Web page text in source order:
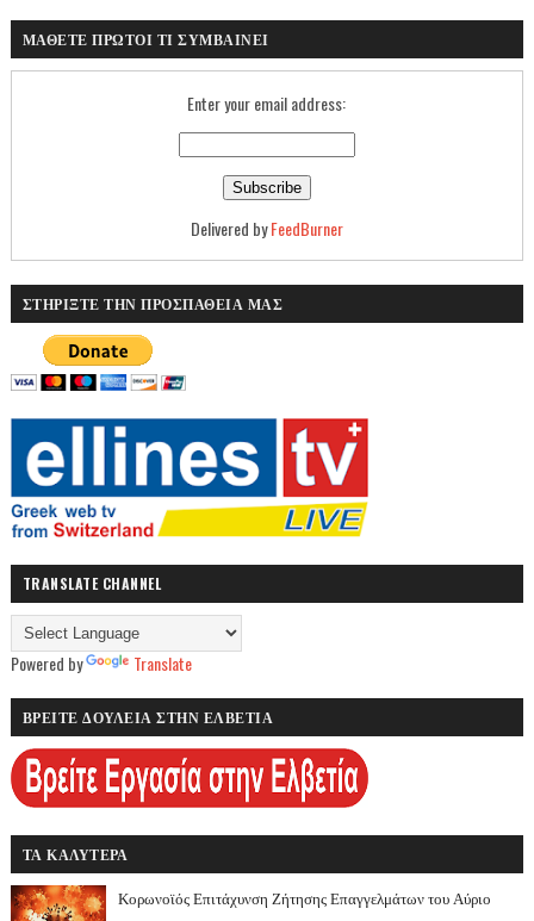
ΜΑΘΕΤΕ ΠΡΩΤΟΙ ΤΙ ΣΥΜΒΑΙΝΕΙ
Enter your email address:
Delivered byFeedBurner
ΣΤΗΡΙΞΤΕ ΤΗΝ ΠΡΟΣΠΑΘΕΙΑ ΜΑΣ
TRANSLATE CHANNEL
Powered by Translate
ΒΡΕΙΤΕ ΔΟΥΛΕΙΑ ΣΤΗΝ ΕΛΒΕΤΙΑ
ΤΑ ΚΑΛΥΤΕΡΑ
Κορωνοϊός Επιτάχυνση Ζήτησης Επαγγελμάτων του Αύριο